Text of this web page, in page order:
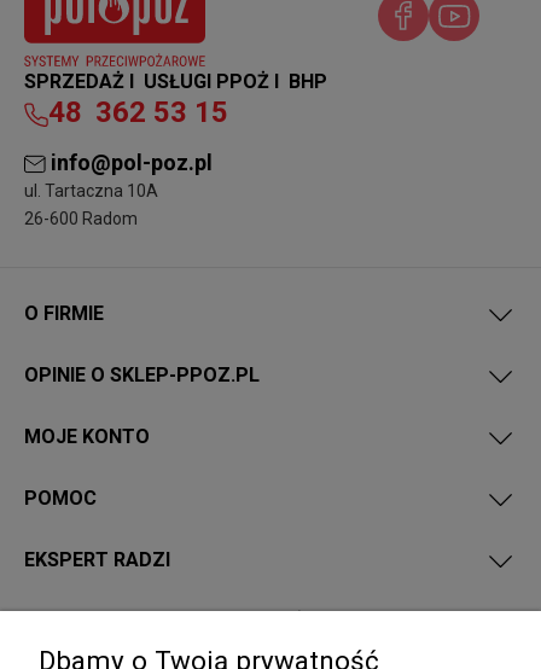
SPRZEDAŻ I USŁUGI PPOŻ I BHP
48 362 53 15
info@pol-poz.pl
ul. Tartaczna 10A
26-600 Radom
O FIRMIE
OPINIE O SKLEP-PPOZ.PL
MOJE KONTO
POMOC
EKSPERT RADZI
Dbamy o Twoją prywatność